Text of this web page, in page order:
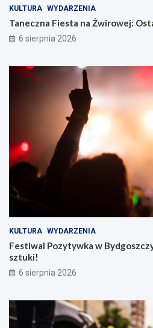
KULTURA WYDARZENIA
Taneczna Fiesta na Żwirowej:
6 sierpnia 2026
KULTURA WYDARZENIA
Festiwal Pozytywka w
sztuki!
6 sierpnia 2026